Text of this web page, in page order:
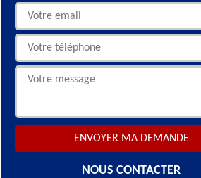
NOUS CONTACTER